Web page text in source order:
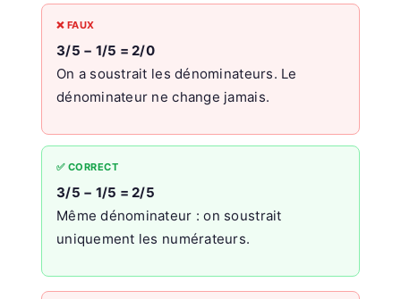
❌ FAUX
3/5 − 1/5 = 2/0
On a soustrait les dénominateurs. Le
dénominateur ne change jamais.
✅ CORRECT
3/5 − 1/5 = 2/5
Même dénominateur : on soustrait
uniquement les numérateurs.